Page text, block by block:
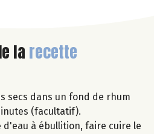
larecette
secs dans un fond de rhum
(facultatif).
d'eau à ébullition, faire cuire le